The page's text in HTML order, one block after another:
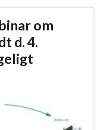
om
d. 4.